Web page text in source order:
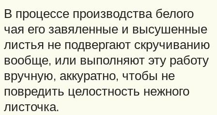
В процессе производства белого
чая его завяленные и высушенные
листья не подвергают скручиванию
вообще, или выполняют эту работу
вручную, аккуратно, чтобы не
повредить целостность нежного
листочка.